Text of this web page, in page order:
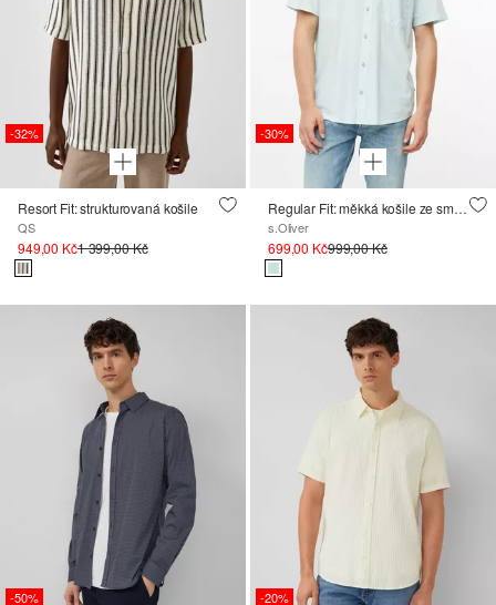
-32%
Resort Fit: strukturovaná košile
QS
949,00 Kč1 399,00 Kč
-30%
Regular Fit: měkká košile ze směsi bavlny a modalu
s.Oliver
699,00 Kč999,00 Kč
-50% -20%